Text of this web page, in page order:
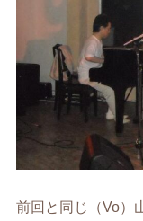
前回と同じ（Vo）